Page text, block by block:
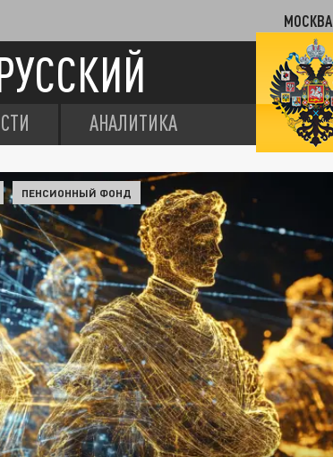
МОСКВА
АНАЛИТИКА
ПЕНСИОННЫЙ ФОНД